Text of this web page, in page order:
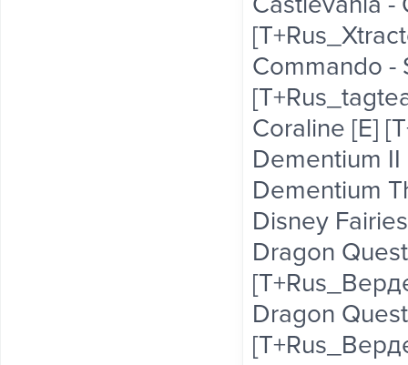
Commando -
Coraline [E]
Dementium II
Dementium
Disney
Dragon
Dragon